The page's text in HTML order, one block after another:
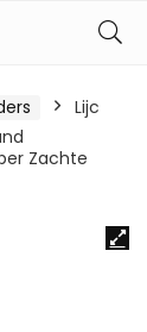
Lijc
Zachte